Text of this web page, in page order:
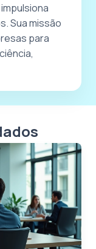
Sua missão
para